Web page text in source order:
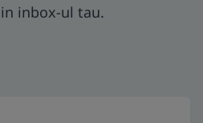
inbox-ul tau.